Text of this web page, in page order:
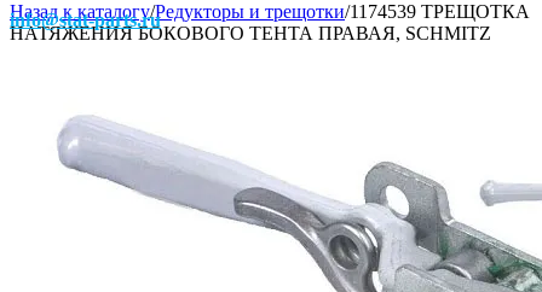
info@stat-parts.ru
Назад к каталогу/Редукторы и трещотки/1174539 ТРЕЩОТКА
НАТЯЖЕНИЯ БОКОВОГО ТЕНТА ПРАВАЯ, SCHMITZ